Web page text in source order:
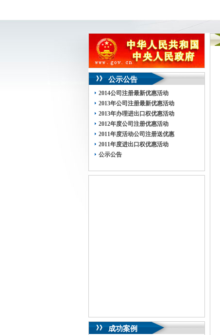
公示公告
2014公司注册最新优惠活动
2013年公司注册最新优惠活动
2013年办理进出口权优惠活动
2012年度公司注册优惠活动
2011年度活动公司注册送优惠
2011年度进出口权优惠活动
公示公告
成功案例